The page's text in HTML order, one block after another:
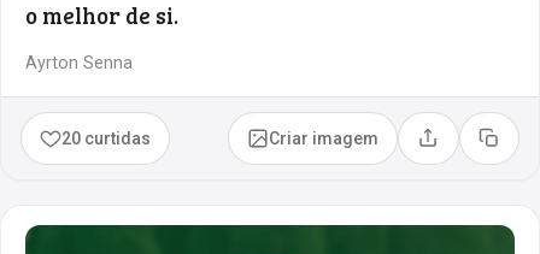
o melhor de si.
Ayrton Senna
20 curtidas Criar imagem Compartilhar
Copiar